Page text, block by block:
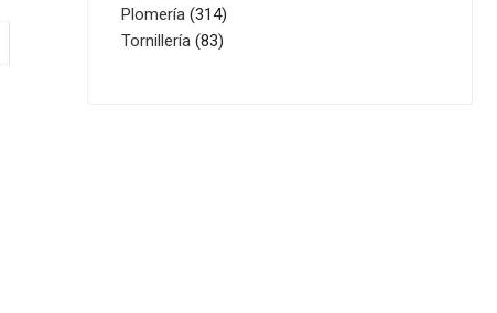
productos
Plomería 314314
productos
Tornillería 8383